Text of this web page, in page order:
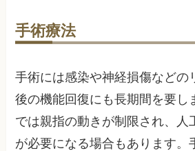
手術療法
手術には感染や神経損傷などの
後の機能回復にも長期間を要し
では親指の動きが制限され、人
が必要になる場合もあります。